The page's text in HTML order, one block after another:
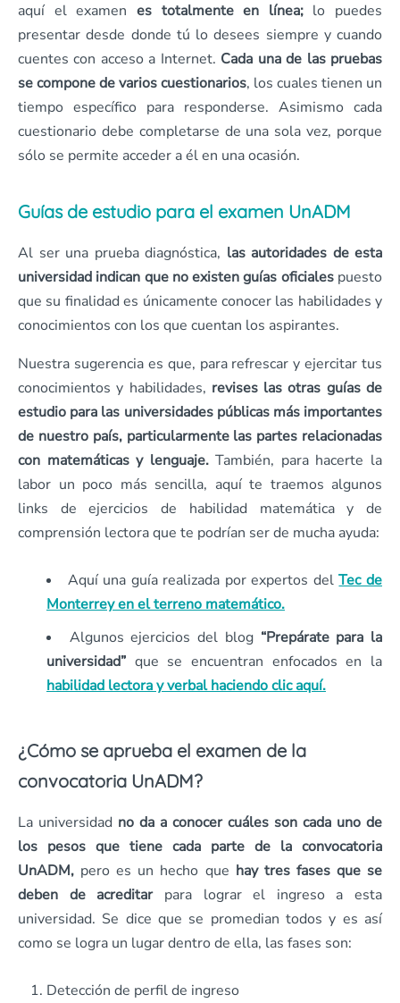
aquí el examen es totalmente en línea;lo puedes
presentar desde donde tú lo desees siempre y cuando
cuentes con acceso a Internet. Cada una de las pruebas
se compone de varios cuestionarios, los cuales tienen un
tiempo específico para responderse. Asimismo cada
cuestionario debe completarse de una sola vez, porque
sólo se permite acceder a él en una ocasión.
Guías de estudio para el examen UnADM
Al ser una prueba diagnóstica, las autoridades de esta
universidad indican que no existen guías oficialespuesto
que su finalidad es únicamente conocer las habilidades y
conocimientos con los que cuentan los aspirantes.
Nuestra sugerencia es que, para refrescar y ejercitar tus
conocimientos y habilidades, revises las otras guías de
estudio para las universidades públicas más importantes
de nuestro país, particularmente las partes relacionadas
con matemáticas y lenguaje.También, para hacerte la
labor un poco más sencilla, aquí te traemos algunos
links de ejercicios de habilidad matemática y de
comprensión lectora que te podrían ser de mucha ayuda:
Aquí una guía realizada por expertos delTec de
Monterrey en el terreno matemático.
Algunos ejercicios del blog “Prepárate para la
universidad” que se encuentran enfocados en la
habilidad lectora y verbal haciendo clic aquí.
¿Cómo se aprueba el examen de la
convocatoria UnADM?
La universidad no da a conocer cuáles son cada uno de
los pesos que tiene cada parte de la convocatoria
UnADM, pero es un hecho que hay tres fases que se
deben de acreditarpara lograr el ingreso a esta
universidad. Se dice que se promedian todos y es así
como se logra un lugar dentro de ella, las fases son:
Detección de perfil de ingreso